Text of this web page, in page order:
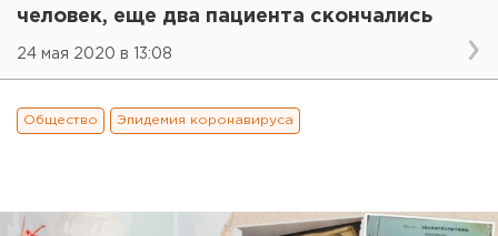
человек, еще два пациента скончались
24 мая 2020 в 13:08
Общество Эпидемия коронавируса